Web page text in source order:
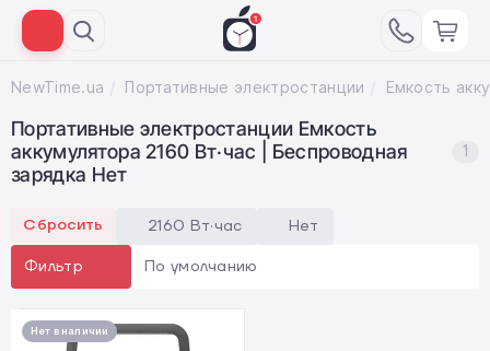
NewTime.ua Портативные электростанции
Портативные электростанции Емкость
аккумулятора 2160 Вт·час | Беспроводная
зарядка Нет
1
Сбросить 2160 Вт·час Нет
Фильтр По умолчанию
Нет в наличии